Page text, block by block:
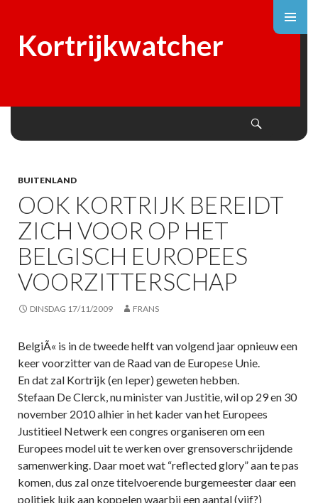
Kortrijkwatcher
BUITENLAND
OOK KORTRIJK BEREIDT
ZICH VOOR OP HET
BELGISCH EUROPEES
VOORZITTERSCHAP
DINSDAG 17/11/2009 FRANS
BelgiÃ« is in de tweede helft van volgend jaar opnieuw een
keer voorzitter van de Raad van de Europese Unie.
En dat zal Kortrijk (en Ieper) geweten hebben.
Stefaan De Clerck, nu minister van Justitie, wil op 29 en 30
november 2010 alhier in het kader van het Europees
Justitieel Netwerk een congres organiseren om een
Europees model uit te werken over grensoverschrijdende
samenwerking. Daar moet wat “reflected glory” aan te pas
komen, dus zal onze titelvoerende burgemeester daar een
politiek luik aan koppelen waarbij een aantal (vijf?)